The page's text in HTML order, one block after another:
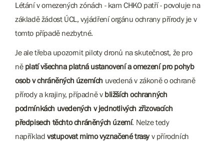
Létání v omezených zónách - kam CHKO patří - povoluje na
základě žádost ÚCL, vyjádření orgánu ochrany přírody je v
tomto případě nezbytné.
Je ale třeba upozornit piloty dronů na skutečnost, že pro
ně platí všechna platná ustanovení a omezení pro pohyb
osob v chráněných územích uvedená v zákoně o ochraně
přírody a krajiny, případně v bližších ochranných
podmínkách uvedených v jednotlivých zřizovacích
předpisech těchto chráněných území. Nelze tedy
například vstupovat mimo vyznačené trasyv přírodních